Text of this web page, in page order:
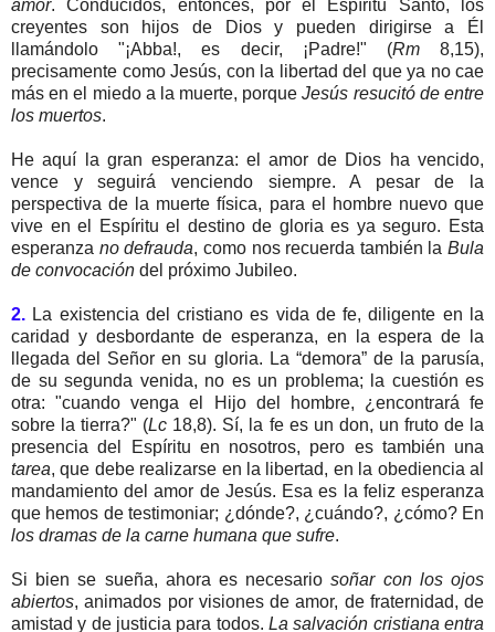
amor. Conducidos, entonces, por el Espíritu Santo, los
creyentes son hijos de Dios y pueden dirigirse a Él
llamándolo "¡Abba!, es decir, ¡Padre!" (Rm8,15),
precisamente como Jesús, con la libertad del que ya no cae
más en el miedo a la muerte, porqueJesús resucitó de entre
los muertos.
He aquí la gran esperanza: el amor de Dios ha vencido,
vence y seguirá venciendo siempre. A pesar de la
perspectiva de la muerte física, para el hombre nuevo que
vive en el Espíritu el destino de gloria es ya seguro. Esta
esperanza no defrauda, como nos recuerda también la Bula
de convocación del próximo Jubileo.
2. La existencia del cristiano es vida de fe, diligente en la
caridad y desbordante de esperanza, en la espera de la
llegada del Señor en su gloria. La “demora” de la parusía,
de su segunda venida, no es un problema; la cuestión es
otra: "cuando venga el Hijo del hombre, ¿encontrará fe
sobre la tierra?" (Lc 18,8). Sí, la fe es un don, un fruto de la
presencia del Espíritu en nosotros, pero es también una
tarea, que debe realizarse en la libertad, en la obediencia al
mandamiento del amor de Jesús. Esa es la feliz esperanza
que hemos de testimoniar; ¿dónde?, ¿cuándo?, ¿cómo? En
los dramas de la carne humana que sufre.
Si bien se sueña, ahora es necesariosoñar con los ojos
abiertos, animados por visiones de amor, de fraternidad, de
amistad y de justicia para todos. La salvación cristiana entra